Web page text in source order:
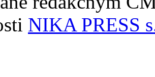
NIKA PRESS